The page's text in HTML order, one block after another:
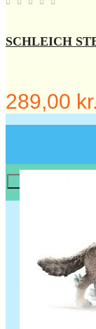
SCHLEICH
289,00 kr.